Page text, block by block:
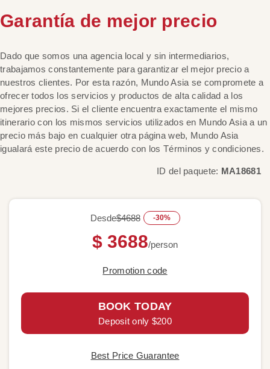
Garantía de mejor precio
Dado que somos una agencia local y sin intermediarios,
trabajamos constantemente para garantizar el mejor precio a
nuestros clientes. Por esta razón, Mundo Asia se compromete a
ofrecer todos los servicios y productos de alta calidad a los
mejores precios. Si el cliente encuentra exactamente el mismo
itinerario con los mismos servicios utilizados en Mundo Asia a un
precio más bajo en cualquier otra página web, Mundo Asia
igualará este precio de acuerdo con los Términos y condiciones.
ID del paquete: MA18681
Desde$4688 -30%
$ 3688/person
Promotion code
BOOK TODAY
Deposit only $200
Best Price Guarantee